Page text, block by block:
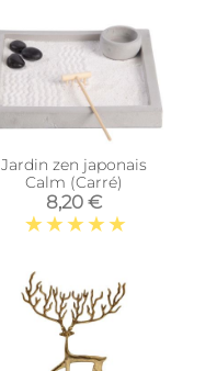
Jardin zen japonais
Calm (Carré)
8,20 €